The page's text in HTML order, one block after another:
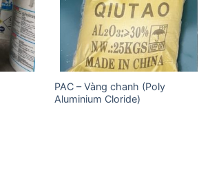
PAC – Vàng chanh (Poly
Aluminium Cloride)